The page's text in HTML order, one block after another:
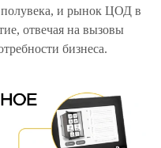
и рынок ЦОД в
отвечая на вызовы
бизнеса.